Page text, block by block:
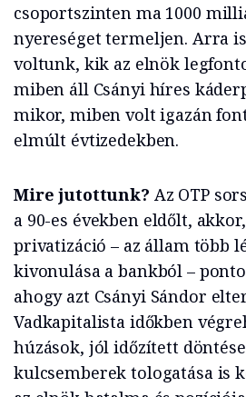
csoportszinten ma 1000
nyereséget termeljen. Arra
voltunk, kik az elnök
miben áll Csányi híres
mikor, miben volt igazán
elmúlt évtizedekben.
Mire jutottunk? Az OTP
a 90-es években eldőlt,
privatizáció – az állam több
kivonulása a bankból –
ahogy azt Csányi Sándor
Vadkapitalista időkben
húzások, jól időzített
kulcsemberek tologatása is